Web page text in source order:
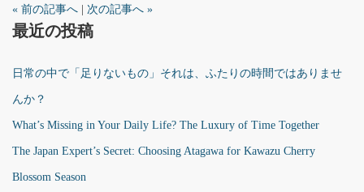
« 前の記事へ 次の記事へ »
最近の投稿
日常の中で「足りないもの」それは、ふたりの時間ではありませ
んか？
What’s Missing in Your Daily Life? The Luxury of Time Together
The Japan Expert’s Secret: Choosing Atagawa for Kawazu Cherry
Blossom Season